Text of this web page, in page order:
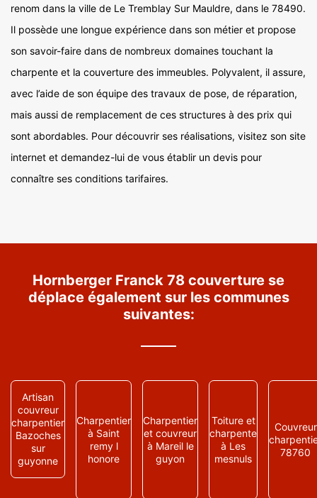
renom dans la ville de Le Tremblay Sur Mauldre, dans le 78490.
Il possède une longue expérience dans son métier et propose
son savoir-faire dans de nombreux domaines touchant la
charpente et la couverture des immeubles. Polyvalent, il assure,
avec l’aide de son équipe des travaux de pose, de réparation,
mais aussi de remplacement de ces structures à des prix qui
sont abordables. Pour découvrir ses réalisations, visitez son site
internet et demandez-lui de vous établir un devis pour
connaître ses conditions tarifaires.
Hornberger Franck 78 couverture se
déplace également sur les communes
suivantes:
Artisan
couvreur
charpentier
Bazoches
sur
guyonne
Charpentier
à Saint
remy l
honore
Charpentier
et couvreur
à Mareil le
guyon
Toiture et
charpente
à Les
mesnuls
Couvreur
78760